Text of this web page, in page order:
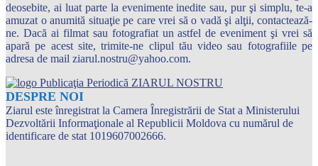
deosebite, ai luat parte la evenimente inedite sau, pur şi simplu, te-a
amuzat o anumită situaţie pe care vrei să o vadă şi alţii, contactează-
ne. Dacă ai filmat sau fotografiat un astfel de eveniment şi vrei să
apară pe acest site, trimite-ne clipul tău video sau fotografiile pe
adresa de mail ziarul.nostru@yahoo.com.
DESPRE NOI
Ziarul este înregistrat la Camera Înregistrării de Stat a Ministerului
Dezvoltării Informaţionale al Republicii Moldova cu numărul de
identificare de stat 1019607002666.